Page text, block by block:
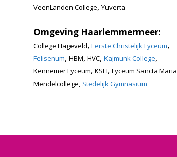
VeenLanden College, Yuverta
Omgeving Haarlemmermeer:
College Hageveld, Eerste Christelijk Lyceum,
Felisenum, HBM, HVC, Kajmunk College,
Kennemer Lyceum, KSH, Lyceum Sancta Maria
Mendelcollege, Stedelijk Gymnasium